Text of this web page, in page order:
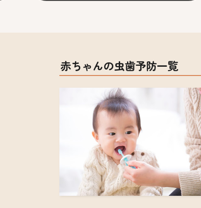
赤ちゃんの虫歯予防一覧